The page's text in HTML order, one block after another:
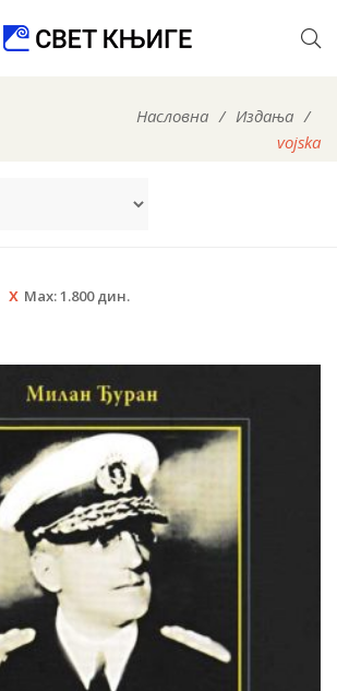
Насловна / Издања /
vojska
Max:1.800дин.